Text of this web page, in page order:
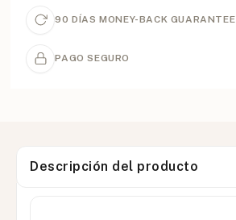
90 DÍAS MONEY-BACK GUARANTEE
PAGO SEGURO
Descripción del producto